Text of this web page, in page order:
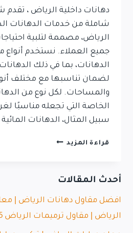
دهانات داخلية الرياض ،
شاملة من خدمات الدهانات
الرياض، مصممة لتلبية
جميع العملاء. نستخدم أنواع
الدهانات، بما في ذلك الدهانات
لضمان تناسبها مع مختلف
والمساحات. لكل نوع من
الخاصة التي تجعله مناسبًا
سبيل المثال، الدهانات
قراءة المزيد
أحدث المقالات
افضل مقاول دهانات الرياض |
الرياض | مقاول ترميمات الرياض 0501954075